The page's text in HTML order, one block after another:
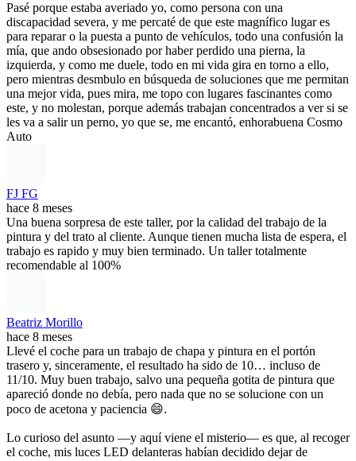
Pasé porque estaba averiado yo, como persona con una
discapacidad severa, y me percaté de que este magnífico lugar es
para reparar o la puesta a punto de vehículos, todo una confusión la
mía, que ando obsesionado por haber perdido una pierna, la
izquierda, y como me duele, todo en mi vida gira en torno a ello,
pero mientras desmbulo en búsqueda de soluciones que me permitan
una mejor vida, pues mira, me topo con lugares fascinantes como
este, y no molestan, porque además trabajan concentrados a ver si se
les va a salir un perno, yo que se, me encantó, enhorabuena Cosmo
Auto
FJ FG
hace 8 meses
Una buena sorpresa de este taller, por la calidad del trabajo de la
pintura y del trato al cliente. Aunque tienen mucha lista de espera, el
trabajo es rapido y muy bien terminado. Un taller totalmente
recomendable al 100%
Beatriz Morillo
hace 8 meses
Llevé el coche para un trabajo de chapa y pintura en el portón
trasero y, sinceramente, el resultado ha sido de 10… incluso de
11/10. Muy buen trabajo, salvo una pequeña gotita de pintura que
apareció donde no debía, pero nada que no se solucione con un
poco de acetona y paciencia 😄.
Lo curioso del asunto —y aquí viene el misterio— es que, al recoger
el coche, mis luces LED delanteras habían decidido dejar de